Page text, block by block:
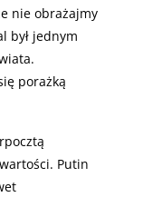
nie obrażajmy
był jednym
porażką
Putin